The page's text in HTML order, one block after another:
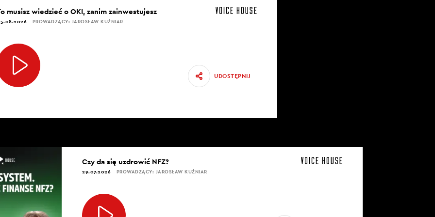
musisz wiedzieć o OKI, zanim zainwestujesz
PROWADZĄCY: JAROSŁAW KUŹNIAR
UDOSTĘPNIJ
Czy da się uzdrowić NFZ?
29.07.2026 PROWADZĄCY: JAROSŁAW KUŹNIAR